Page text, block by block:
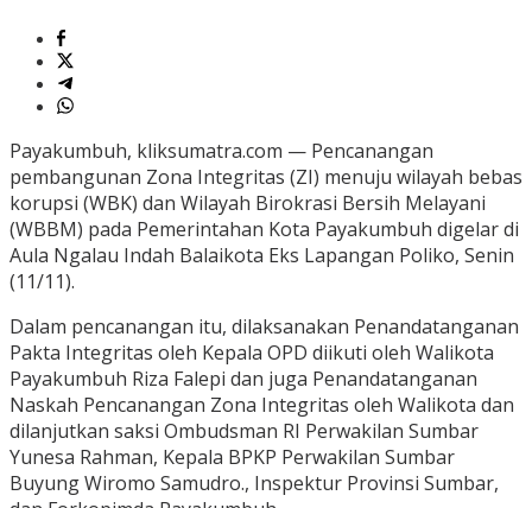
Payakumbuh, kliksumatra.com — Pencanangan
pembangunan Zona Integritas (ZI) menuju wilayah bebas
korupsi (WBK) dan Wilayah Birokrasi Bersih Melayani
(WBBM) pada Pemerintahan Kota Payakumbuh digelar di
Aula Ngalau Indah Balaikota Eks Lapangan Poliko, Senin
(11/11).
Dalam pencanangan itu, dilaksanakan Penandatanganan
Pakta Integritas oleh Kepala OPD diikuti oleh Walikota
Payakumbuh Riza Falepi dan juga Penandatanganan
Naskah Pencanangan Zona Integritas oleh Walikota dan
dilanjutkan saksi Ombudsman RI Perwakilan Sumbar
Yunesa Rahman, Kepala BPKP Perwakilan Sumbar
Buyung Wiromo Samudro., Inspektur Provinsi Sumbar,